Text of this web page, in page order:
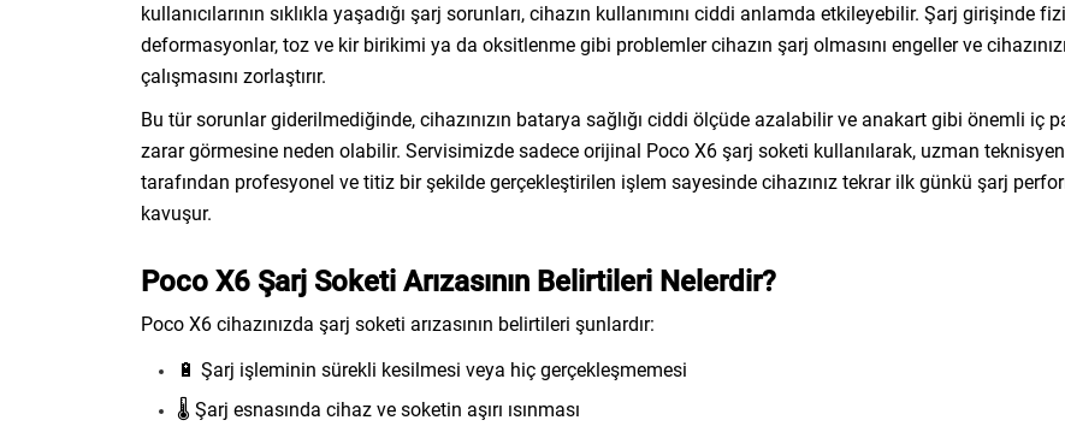
kullanıcılarının sıklıkla yaşadığı şarj sorunları, cihazın kullanımını ciddi anlamda etkileyebilir. Şarj girişinde
deformasyonlar, toz ve kir birikimi ya da oksitlenme gibi problemler cihazın şarj olmasını engeller ve
çalışmasını zorlaştırır.
Bu tür sorunlar giderilmediğinde, cihazınızın batarya sağlığı ciddi ölçüde azalabilir ve anakart gibi önemli iç
zarar görmesine neden olabilir. Servisimizde sadece orijinal Poco X6 şarj soketi kullanılarak, uzman
tarafından profesyonel ve titiz bir şekilde gerçekleştirilen işlem sayesinde cihazınız tekrar ilk günkü şarj
kavuşur.
Poco X6 Şarj Soketi Arızasının Belirtileri Nelerdir?
Poco X6 cihazınızda şarj soketi arızasının belirtileri şunlardır:
🔋 Şarj işleminin sürekli kesilmesi veya hiç gerçekleşmemesi
🌡️ Şarj esnasında cihaz ve soketin aşırı ısınması